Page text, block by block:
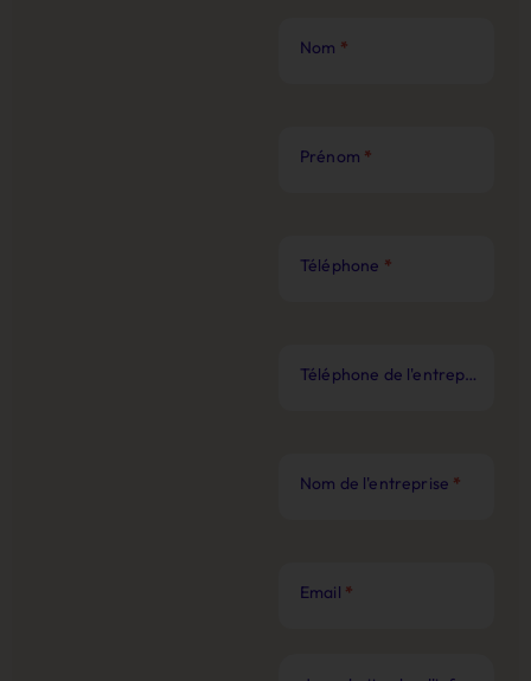
Nom *
Prénom *
Téléphone *
Téléphone de l'entreprise
Nom de l'entreprise *
Email *